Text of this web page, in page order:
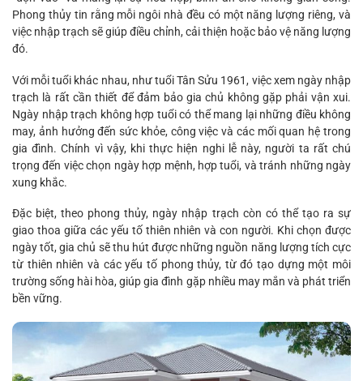
Phong thủy tin rằng mỗi ngôi nhà đều có một năng lượng riêng, và
việc nhập trạch sẽ giúp điều chỉnh, cải thiện hoặc bảo vệ năng lượng
đó.
Với mỗi tuổi khác nhau, như tuổi Tân Sửu 1961, việc xem ngày nhập
trạch là rất cần thiết để đảm bảo gia chủ không gặp phải vận xui.
Ngày nhập trạch không hợp tuổi có thể mang lại những điều không
may, ảnh hưởng đến sức khỏe, công việc và các mối quan hệ trong
gia đình. Chính vì vậy, khi thực hiện nghi lễ này, người ta rất chú
trọng đến việc chọn ngày hợp mệnh, hợp tuổi, và tránh những ngày
xung khắc.
Đặc biệt, theo phong thủy, ngày nhập trạch còn có thể tạo ra sự
giao thoa giữa các yếu tố thiên nhiên và con người. Khi chọn được
ngày tốt, gia chủ sẽ thu hút được những nguồn năng lượng tích cực
từ thiên nhiên và các yếu tố phong thủy, từ đó tạo dựng một môi
trường sống hài hòa, giúp gia đình gặp nhiều may mắn và phát triển
bền vững.